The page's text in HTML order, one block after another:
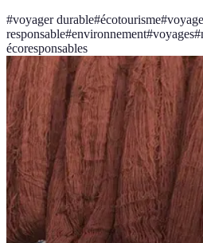
#voyager durable#écotourisme#voyage
responsable#environnement#voyages#
écoresponsables